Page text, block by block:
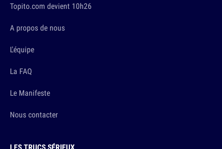
Topito.com devient 10h26
A propos de nous
L'équipe
La FAQ
Le Manifeste
Nous contacter